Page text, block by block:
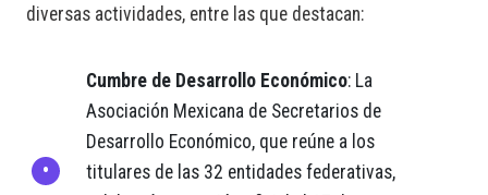
diversas actividades, entre las que destacan:
Cumbre de Desarrollo Económico: La
Asociación Mexicana de Secretarios de
Desarrollo Económico, que reúne a los
titulares de las 32 entidades federativas,